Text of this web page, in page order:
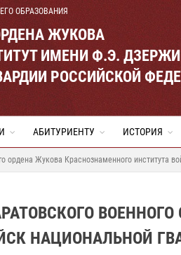
ОБРАЗОВАНИЯ
ЖУКОВА
ИМЕНИ Ф.Э.
РОССИЙСКОЙ
АБИТУРИЕНТУ ИСТОРИЯ
ордена Жукова Краснознаменного института
НАЦИОНАЛЬНОЙ